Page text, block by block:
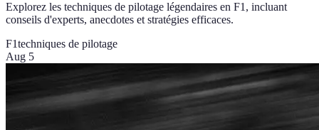
Explorez les techniques de pilotage légendaires en F1, incluant
conseils d'experts, anecdotes et stratégies efficaces.
F1techniques de pilotage
Aug 5